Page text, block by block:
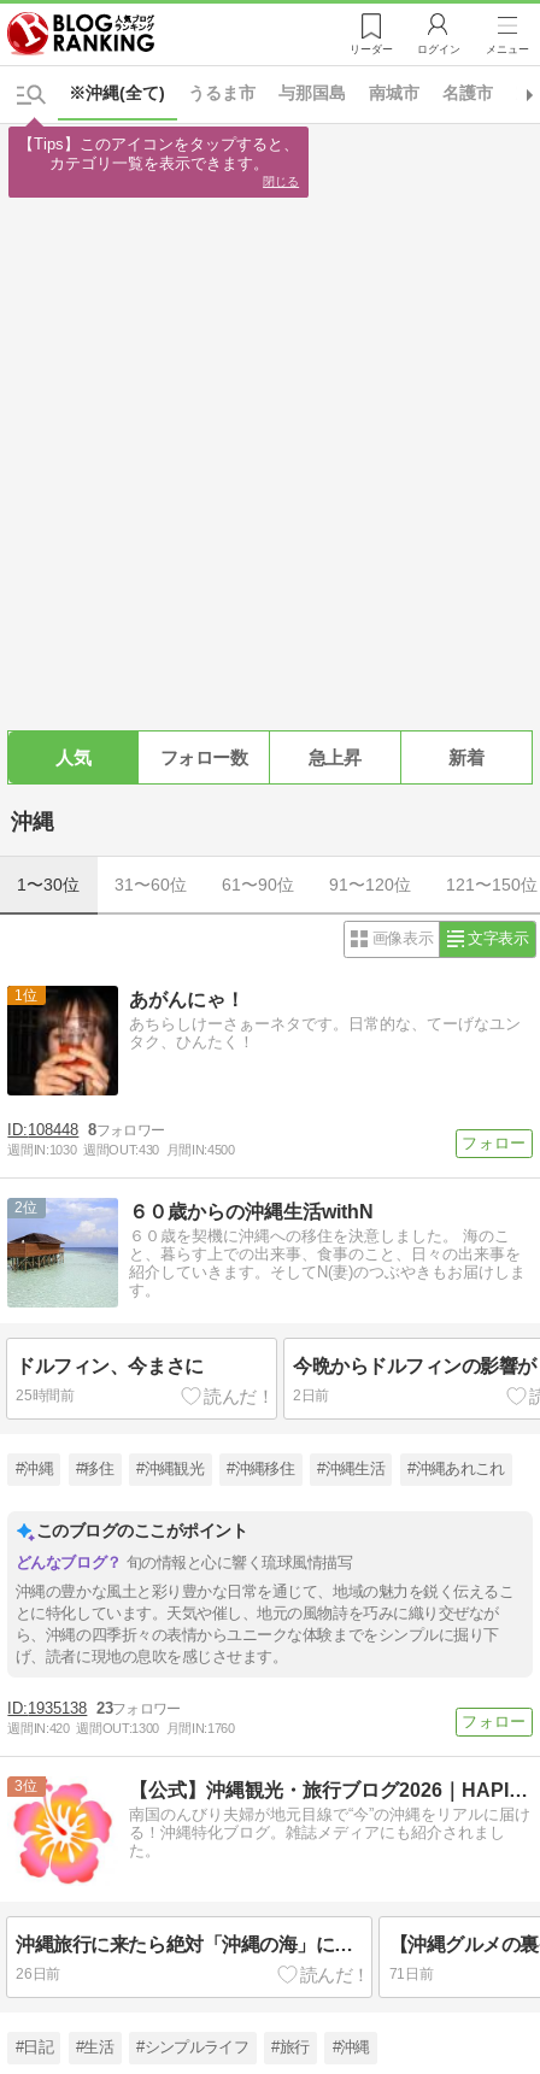
リーダー ログイン メニュー
※沖縄(全て) うるま市 与那国島 南城市 名護市
人気 フォロー数 急上昇 新着
沖縄
1〜30位 31〜60位 61〜90位 91〜120位 121〜150位
画像表示 文字表示
1 あがんにゃ！
あちらしけーさぁーネタです。日常的な、てーげなユン
タク、ひんたく！
108448 8
週間IN:1030 週間OUT:430 月間IN:4500
2 ６０歳からの沖縄生活withN
６０歳を契機に沖縄への移住を決意しました。 海のこ
と、暮らす上での出来事、食事のこと、日々の出来事を
紹介していきます。そしてN(妻)のつぶやきもお届けしま
す。
ドルフィン、今まさに
25時間前
今晩からドルフィンの影響
2日前
#沖縄 #移住 #沖縄観光 #沖縄移住 #沖縄生活 #沖縄あれこれ
このブログのここがポイント
旬の情報と心に響く琉球風情描写
沖縄の豊かな風土と彩り豊かな日常を通じて、地域の魅力を鋭く伝えるこ
とに特化しています。天気や催し、地元の風物詩を巧みに織り交ぜなが
ら、沖縄の四季折々の表情からユニークな体験までをシンプルに掘り下
げ、読者に現地の息吹を感じさせます。
1935138 23
週間IN:420 週間OUT:1300 月間IN:1760
3 【公式】沖縄観光・旅行ブログ2026｜HAPIOKI
南国のんびり夫婦が地元目線で“今”の沖縄をリアルに届け
る！沖縄特化ブログ。雑誌メディアにも紹介されまし
た。
沖縄旅行に来たら絶対「沖縄の海」に行くべき5つの理由
26日前 71日前
#日記 #生活 #シンプルライフ #旅行 #沖縄
【Tips】このアイコンをタップすると、
カテゴリ一覧を表示できます。
閉じる